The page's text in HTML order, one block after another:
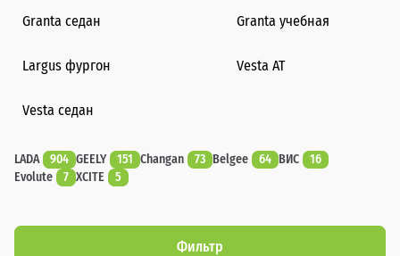
Granta седан Granta учебная
Largus фургон Vesta AT
Vesta седан
LADA 904 GEELY 151 Changan 73 Belgee 64 ВИС
16
Evolute
7 XCITE 5
Фильтр